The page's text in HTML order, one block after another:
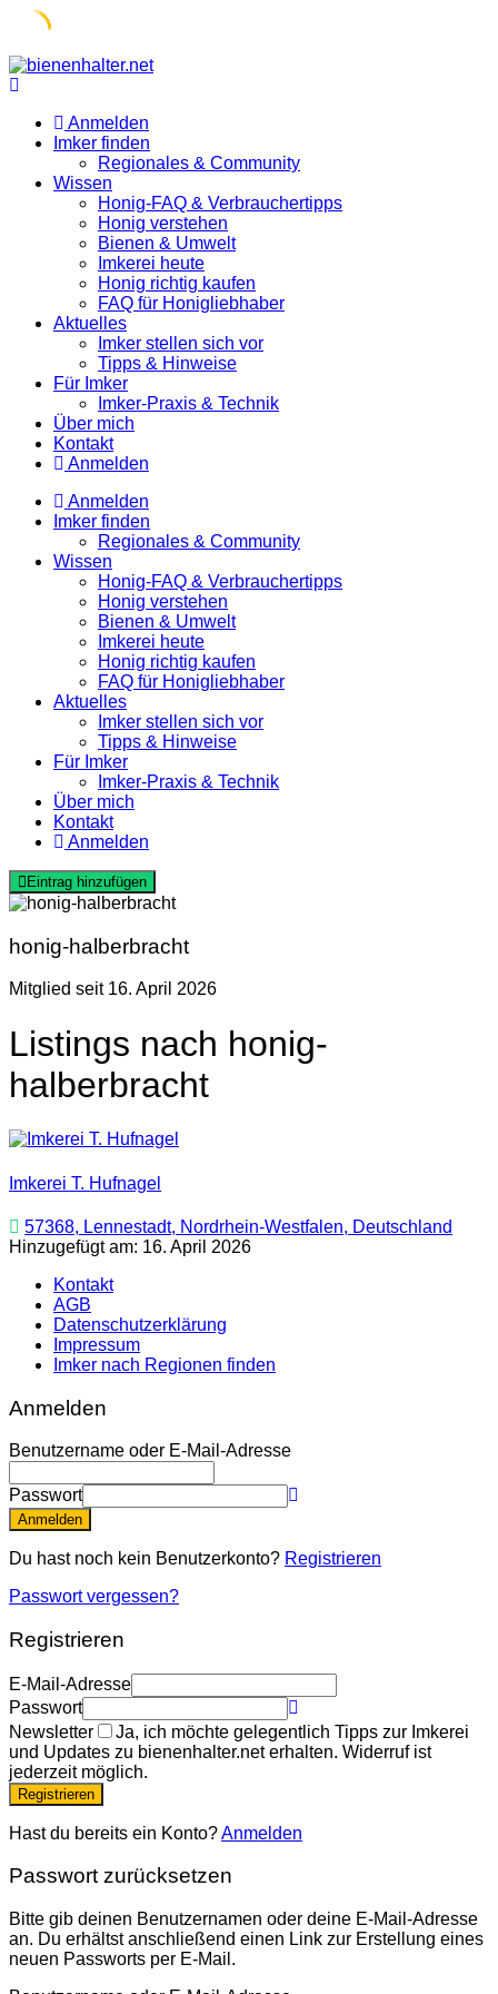
Skip
to
Anmelden
Imker finden
Regionales & Community
Wissen
Honig-FAQ & Verbrauchertipps
Honig verstehen
Bienen & Umwelt
Imkerei heute
Honig richtig kaufen
FAQ für Honigliebhaber
Aktuelles
Imker stellen sich vor
Tipps & Hinweise
Für Imker
Imker-Praxis & Technik
Über mich
Kontakt
Anmelden
Anmelden
Imker finden
Regionales & Community
Wissen
Honig-FAQ & Verbrauchertipps
Honig verstehen
Bienen & Umwelt
Imkerei heute
Honig richtig kaufen
FAQ für Honigliebhaber
Aktuelles
Imker stellen sich vor
Tipps & Hinweise
Für Imker
Imker-Praxis & Technik
Über mich
Kontakt
Anmelden
Eintrag hinzufügen
honig-halberbracht
Mitglied seit 16. April 2026
Listings nach honig-
halberbracht
Imkerei T. Hufnagel
57368, Lennestadt, Nordrhein-Westfalen, Deutschland
Hinzugefügt am: 16. April 2026
Kontakt
AGB
Datenschutzerklärung
Impressum
Imker nach Regionen finden
Anmelden
Benutzername oder E-Mail-Adresse
Passwort
Anmelden
Du hast noch kein Benutzerkonto? Registrieren
Passwort vergessen?
Registrieren
E-Mail-Adresse
Passwort
Newsletter
Ja, ich möchte gelegentlich Tipps zur Imkerei
und Updates zu bienenhalter.net erhalten. Widerruf ist
jederzeit möglich.
Registrieren
Hast du bereits ein Konto?Anmelden
Passwort zurücksetzen
Bitte gib deinen Benutzernamen oder deine E-Mail-Adresse
an. Du erhältst anschließend einen Link zur Erstellung eines
neuen Passworts per E-Mail.